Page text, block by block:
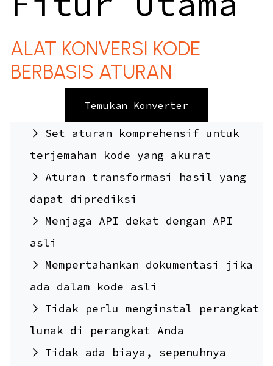
ALAT KONVERSI KODE
BERBASIS ATURAN
Temukan Konverter
Set aturan komprehensif untuk
terjemahan kode yang akurat
Aturan transformasi hasil yang
dapat diprediksi
Menjaga API dekat dengan API
asli
Mempertahankan dokumentasi jika
ada dalam kode asli
Tidak perlu menginstal perangkat
lunak di perangkat Anda
Tidak ada biaya, sepenuhnya